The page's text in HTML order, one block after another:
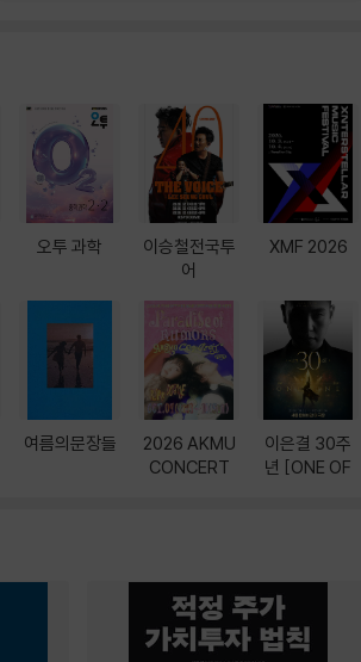
오투 과학
여름의문장들
이승철전국투
어
2026 AKMU
CONCERT
XMF 2026
이은결 30주
년 [ONE OF